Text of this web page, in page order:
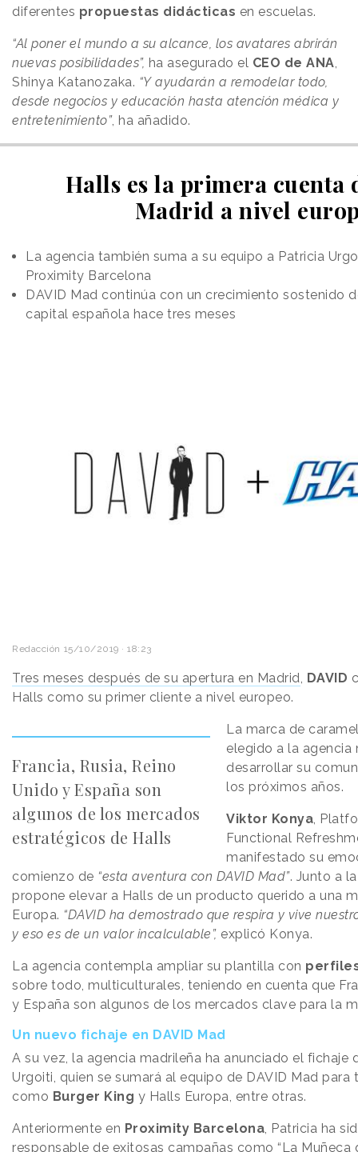
diferentes propuestas didácticas en escuelas.
“Al poner el mundo a su alcance, los avatares abrirán
nuevas posibilidades”, ha asegurado el CEO de ANA,
Shinya Katanozaka. “Y ayudarán a remodelar todo,
desde negocios y educación hasta atención médica y
entretenimiento”, ha añadido.
Halls es la primera cuenta
Madrid a nivel
La agencia también suma a su equipo a Patricia
Proximity Barcelona
DAVID Mad continúa con un crecimiento sostenido
capital española hace tres meses
Redacción 15/10/2019 · 18:23
Tres meses después de su apertura en Madrid, DAVID
Halls como su primer cliente a nivel europeo.
Francia, Rusia, Reino
Unido y España son
algunos de los mercados
estratégicos de Halls
La marca de
elegido a la agencia
desarrollar su
los próximos años.
Viktor Konya,
Functional
manifestado su
comienzo de “esta aventura con DAVID Mad”. Junto a
propone elevar a Halls de un producto querido a una
Europa. “DAVID ha demostrado que respira y vive
y eso es de un valor incalculable”, explicó Konya.
La agencia contempla ampliar su plantilla con
sobre todo, multiculturales, teniendo en cuenta que
y España son algunos de los mercados clave para la
Un nuevo fichaje en DAVID Mad
A su vez, la agencia madrileña ha anunciado el fichaje
Urgoiti, quien se sumará al equipo de DAVID Mad para
como Burger King y Halls Europa, entre otras.
Anteriormente en Proximity Barcelona, Patricia ha
responsable de exitosas campañas como “La Muñeca